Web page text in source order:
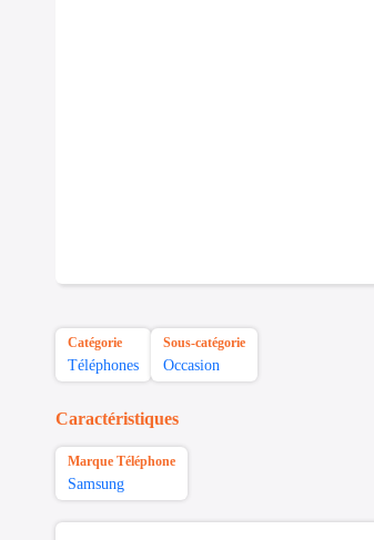
Catégorie
Téléphones
Sous-catégorie
Occasion
Caractéristiques
Marque Téléphone
Samsung